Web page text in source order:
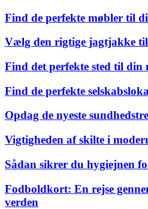
Find de perfekte møbler til
Vælg den rigtige jagtjakke
Find det perfekte sted til din
Find de perfekte
Opdag de nyeste
Vigtigheden af skilte i
Sådan sikrer du hygiejnen
Fodboldkort: En rejse
verden